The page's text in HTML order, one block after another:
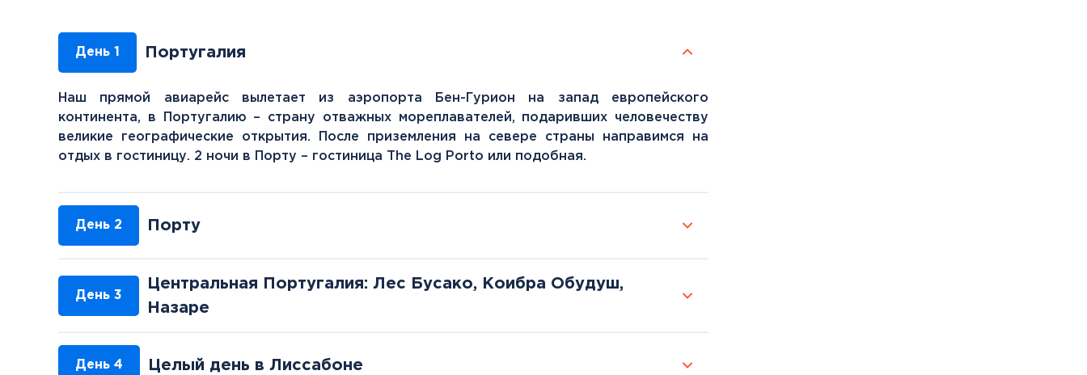
День 1 Португалия
Наш прямой авиарейс вылетает из аэропорта Бен-Гурион на запад европейского
континента, в Португалию – страну отважных мореплавателей, подаривших человечеству
великие географические открытия. После приземления на севере страны направимся на
отдых в гостиницу. 2 ночи в Порту – гостиница The Log Porto или подобная.
День 2 Порту
День 3
Центральная Португалия: Лес Бусако, Коибра Обудуш,
Назаре
День 4 Целый день в Лиссабоне